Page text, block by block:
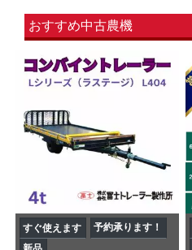
おすすめ中古農機
すぐ使えます
予約承ります！